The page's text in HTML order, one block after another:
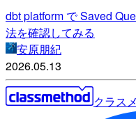
dbt platform で Saved
法を確認してみる
安原朋紀
2026.05.13
クラス